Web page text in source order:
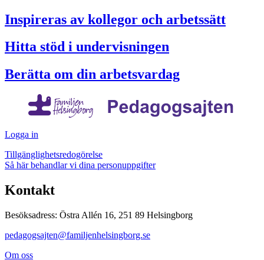
Inspireras av kollegor och arbetssätt
Hitta stöd i undervisningen
Berätta om din arbetsvardag
Logga in
Tillgänglighetsredogörelse
Så här behandlar vi dina personuppgifter
Kontakt
Besöksadress: Östra Allén 16, 251 89 Helsingborg
pedagogsajten@familjenhelsingborg.se
Om oss